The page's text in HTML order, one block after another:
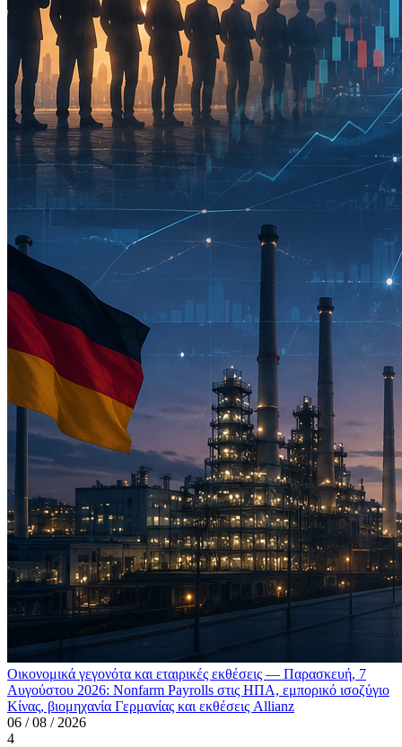
Οικονομικά γεγονότα και εταιρικές εκθέσεις — Παρασκευή, 7
Αυγούστου 2026: Nonfarm Payrolls στις ΗΠΑ, εμπορικό ισοζύγιο
Κίνας, βιομηχανία Γερμανίας και εκθέσεις Allianz
06 / 08 / 2026
4